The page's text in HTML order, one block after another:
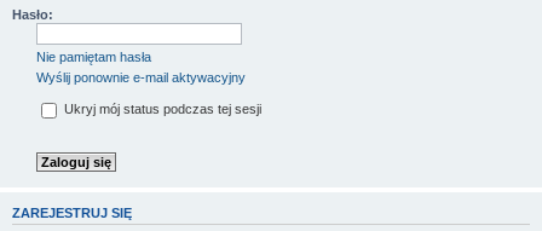
Hasło:
Nie pamiętam hasła
Wyślij ponownie e-mail aktywacyjny
Ukryj mój status podczas tej sesji
ZAREJESTRUJ SIĘ